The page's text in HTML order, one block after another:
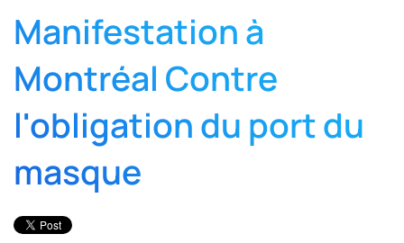
Manifestation à
Montréal Contre
l'obligation du port du
masque